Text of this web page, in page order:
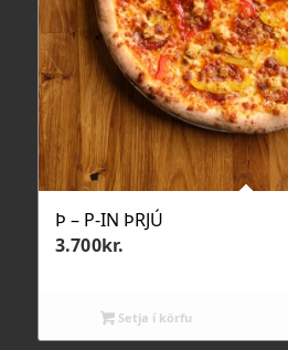
Þ – P-IN ÞRJÚ
3.700kr.
Setja í körfu